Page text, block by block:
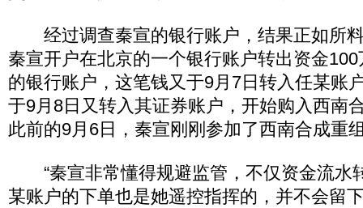
经过调查秦宣的银行账户，结果正如所料
秦宣开户在北京的一个银行账户转出资金
的银行账户，这笔钱又于9月7日转入任某账
于9月8日又转入其证券账户，开始购入西南
此前的9月6日，秦宣刚刚参加了西南合成重
“秦宣非常懂得规避监管，不仅资金流水
某账户的下单也是她遥控指挥的，并不会留